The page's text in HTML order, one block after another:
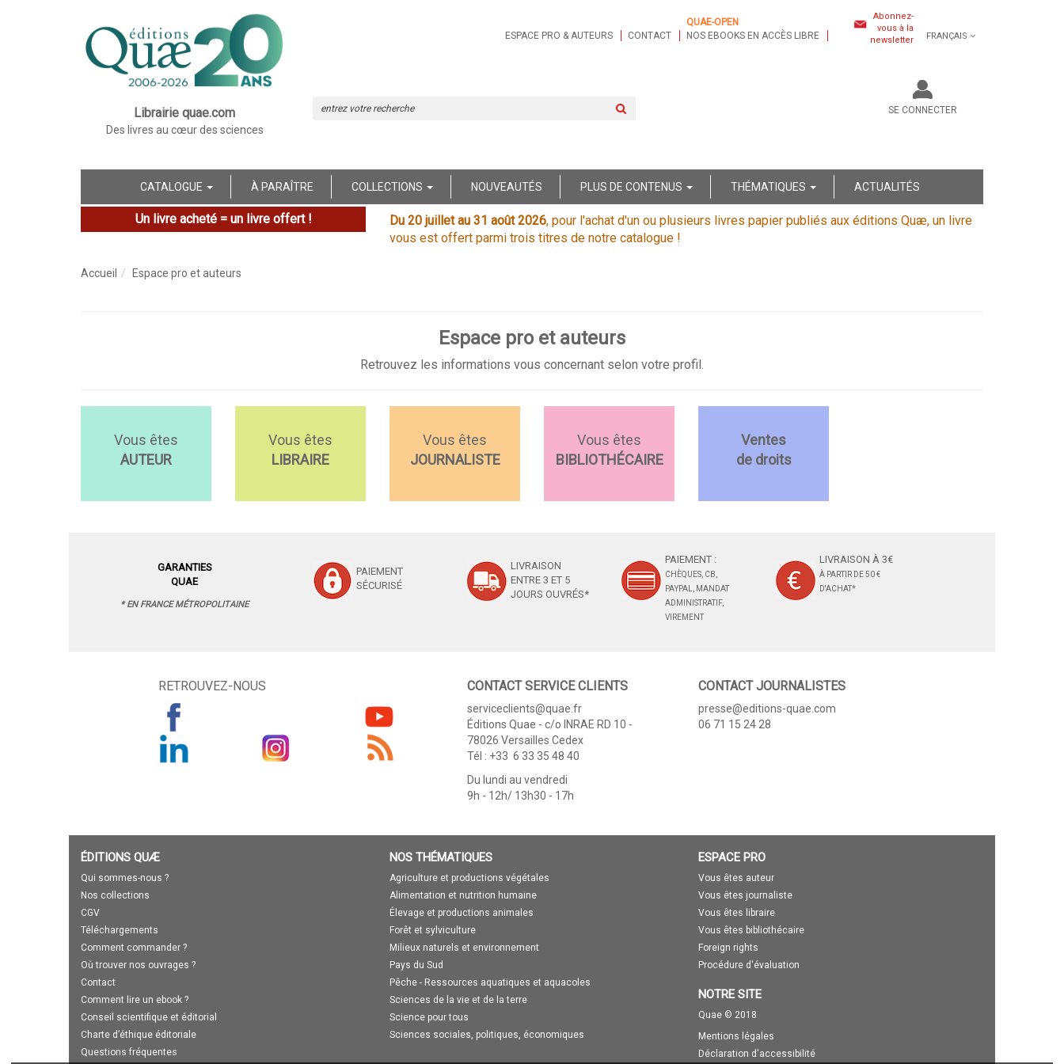
Librairie quae.com
Des livres au cœur des sciences
ESPACE PRO & AUTEURS CONTACT
QUAE-OPEN
NOS EBOOKS EN ACCÈS LIBRE
Abonnez-
vous à la
newsletter
FRANÇAIS
SE CONNECTER
CATALOGUE À PARAÎTRE COLLECTIONS NOUVEAUTÉS PLUS DE CONTENUS THÉMATIQUES ACTUALITÉS
Un livre acheté = un livre offert ! Du 20 juillet au 31 août 2026, pour l'achat d'un ou plusieurs livres papier publiés aux éditions Quæ, un livre
vous est offert parmi trois titres de notre catalogue !
Accueil Espace pro et auteurs
Espace pro et auteurs
Retrouvez les informations vous concernant selon votre profil.
Vous êtes
AUTEUR
Vous êtes
LIBRAIRE
Vous êtes
JOURNALISTE
Vous êtes
BIBLIOTHÉCAIRE
Ventes
de droits
GARANTIES
QUAE
* EN FRANCE MÉTROPOLITAINE
PAIEMENT
SÉCURISÉ
LIVRAISON
ENTRE 3 ET 5
JOURS OUVRÉS*
PAIEMENT :
CHÈQUES, CB,
PAYPAL, MANDAT
ADMINISTRATIF,
VIREMENT
LIVRAISON À 3€
À PARTIR DE 50 €
D'ACHAT*
RETROUVEZ-NOUS CONTACT SERVICE CLIENTS
serviceclients@quae.fr
Éditions Quae - c/o INRAE RD 10 -
78026 Versailles Cedex
Tél : +33 6 33 35 48 40
Du lundi au vendredi
9h - 12h/ 13h30 - 17h
CONTACT JOURNALISTES
presse@editions-quae.com
06 71 15 24 28
ÉDITIONS QUÆ
Qui sommes-nous ?
Nos collections
CGV
Téléchargements
Comment commander ?
Où trouver nos ouvrages ?
Contact
Comment lire un ebook ?
Conseil scientifique et éditorial
Charte d’éthique éditoriale
Questions fréquentes
NOS THÉMATIQUES
Agriculture et productions végétales
Alimentation et nutrition humaine
Élevage et productions animales
Forêt et sylviculture
Milieux naturels et environnement
Pays du Sud
Pêche - Ressources aquatiques et aquacoles
Sciences de la vie et de la terre
Science pour tous
Sciences sociales, politiques, économiques
ESPACE PRO
Vous êtes auteur
Vous êtes journaliste
Vous êtes libraire
Vous êtes bibliothécaire
Foreign rights
Procédure d'évaluation
NOTRE SITE
Quae © 2018
Mentions légales
Déclaration d'accessibilité